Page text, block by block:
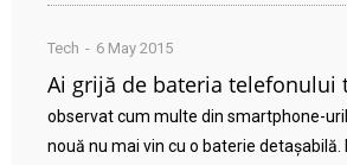
Tech 6 May 2015
Ai grijă de bateria telefonului
observat cum multe din smartphone-
nouă nu mai vin cu o baterie detașabilă.